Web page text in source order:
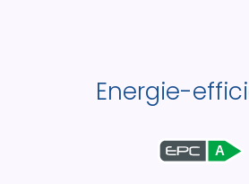
Energie-
A